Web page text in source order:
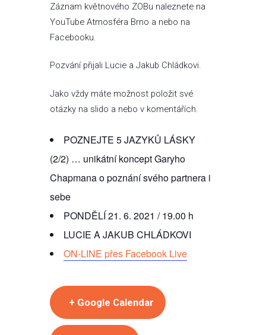
Záznam květnového ZOBu naleznete na
YouTube Atmosféra Brno a nebo na
Facebooku.
Pozvání přijali Lucie a Jakub Chládkovi.
Jako vždy máte možnost položit své
otázky na slido a nebo v komentářích.
POZNEJTE 5 JAZYKŮ LÁSKY
(2/2) … unikátní koncept Garyho
Chapmana o poznání svého partnera i
sebe
PONDĚLÍ 21. 6. 2021 / 19.00 h
LUCIE A JAKUB CHLÁDKOVI
ON-LINE přes Facebook Live
+ Google Calendar